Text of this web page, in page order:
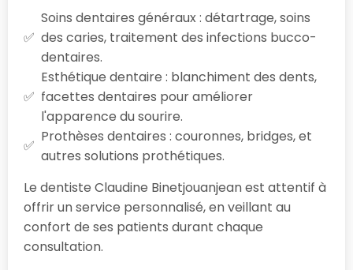
Soins dentaires généraux : détartrage, soins
des caries, traitement des infections bucco-
dentaires.
Esthétique dentaire : blanchiment des dents,
facettes dentaires pour améliorer
l'apparence du sourire.
Prothèses dentaires : couronnes, bridges, et
autres solutions prothétiques.
Le dentiste Claudine Binetjouanjean est attentif à
offrir un service personnalisé, en veillant au
confort de ses patients durant chaque
consultation.